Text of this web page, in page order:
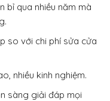
bỉ qua nhiều năm mà
so với chi phí sửa cửa
nhiều kinh nghiệm.
sàng giải đáp mọi